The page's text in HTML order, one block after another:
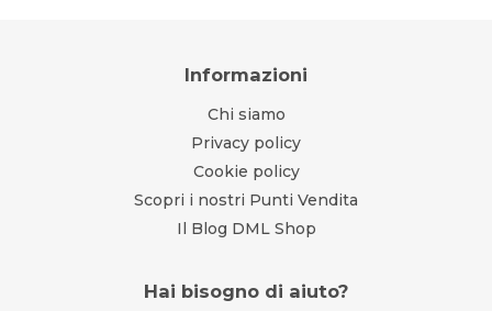
Informazioni
Chi siamo
Privacy policy
Cookie policy
Scopri i nostri Punti Vendita
Il Blog DML Shop
Hai bisogno di aiuto?